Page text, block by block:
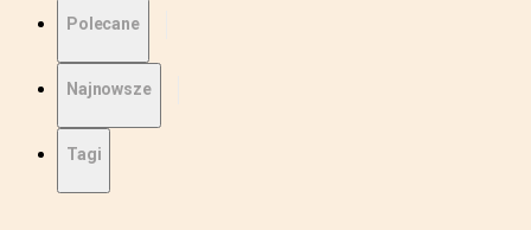
Polecane
Najnowsze
Tagi